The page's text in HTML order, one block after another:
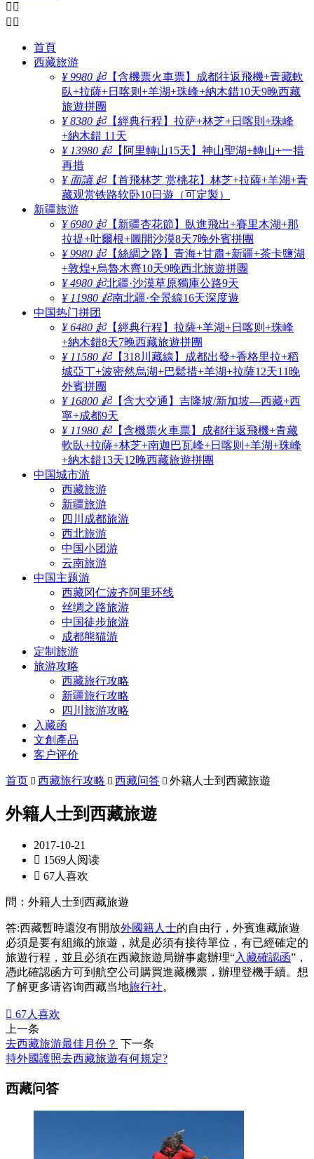
 
 
首頁
西藏旅游
¥ 9980 起【含機票火車票】成都往返飛機+青藏軟
臥+拉薩+日喀则+羊湖+珠峰+納木錯10天9晚西藏
旅遊拼團
¥ 8380 起【經典行程】拉萨+林芝+日喀則+珠峰
+納木錯 11天
¥ 13980 起【阿里轉山15天】神山聖湖+轉山+一措
再措
¥ 面議 起【首飛林芝 赏桃花】林芝+拉薩+羊湖+青
藏观赏铁路软卧10日遊（可定製）
新疆旅游
¥ 6980 起【新疆杏花節】臥進飛出+賽里木湖+那
拉提+吐爾根+圖開沙漠8天7晚外賓拼團
¥ 9980 起【絲綢之路】青海+甘肅+新疆+茶卡鹽湖
+敦煌+烏魯木齊10天9晚西北旅遊拼團
¥ 4980 起北疆·沙漠草原獨庫公路9天
¥ 11980 起南北疆·全景線16天深度遊
中国热门拼团
¥ 6480 起【經典行程】拉薩+羊湖+日喀则+珠峰
+納木錯8天7晚西藏旅遊拼團
¥ 11580 起【318川藏線】成都出發+香格里拉+稻
城亞丁+波密然烏湖+巴鬆措+羊湖+拉薩12天11晚
外賓拼團
¥ 16800 起【含大交通】吉隆坡/新加坡—西藏+西
寧+成都9天
¥ 11980 起【含機票火車票】成都往返飛機+青藏
軟臥+拉薩+林芝+南迦巴瓦峰+日喀则+羊湖+珠峰
+納木錯13天12晚西藏旅遊拼團
中国城市游
西藏旅游
新疆旅游
四川成都旅游
西北旅游
中国小团游
云南旅游
中国主题游
西藏冈仁波齐阿里环线
丝绸之路旅游
中国徒步旅游
成都熊猫游
定制旅游
旅游攻略
西藏旅行攻略
新疆旅行攻略
四川旅游攻略
入藏函
文創產品
客户评价
首页  西藏旅行攻略  西藏问答  外籍人士到西藏旅遊
外籍人士到西藏旅遊
2017-10-21
 1569人阅读
 67人喜欢
問：外籍人士到西藏旅遊
答:西藏暫時還沒有開放外國籍人士的自由行，外賓進藏旅遊
必須是要有組織的旅遊，就是必須有接待單位，有已經確定的
旅遊行程，並且必須在西藏旅遊局辦事處辦理“入藏確認函”，
憑此確認函方可到航空公司購買進藏機票，辦理登機手續。想
了解更多请咨询西藏当地旅行社。
 67人喜欢
上一条
去西藏旅游最佳月份？ 下一条
持外國護照去西藏旅遊有何規定?
西藏问答